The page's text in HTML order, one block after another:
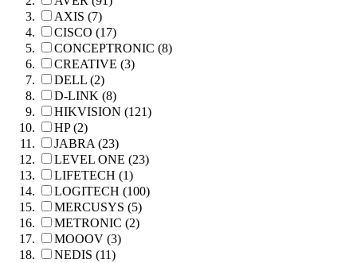
AXIS (7)
CISCO (17)
CONCEPTRONIC (8)
CREATIVE (3)
DELL (2)
D-LINK (8)
HIKVISION (121)
HP (2)
JABRA (23)
LEVEL ONE (23)
LIFETECH (1)
LOGITECH (100)
MERCUSYS (5)
METRONIC (2)
MOOOV (3)
NEDIS (11)